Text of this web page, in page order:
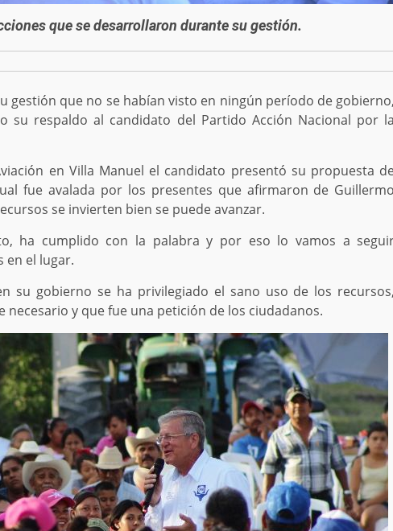
que se desarrollaron durante su gestión.
gestión que no se habían visto en ningún período de
su respaldo al candidato del Partido Acción Nacional por
en Villa Manuel el candidato presentó su propuesta
fue avalada por los presentes que afirmaron de
se invierten bien se puede avanzar.
ha cumplido con la palabra y por eso lo vamos a
en el lugar.
su gobierno se ha privilegiado el sano uso de los
y que fue una petición de los ciudadanos.